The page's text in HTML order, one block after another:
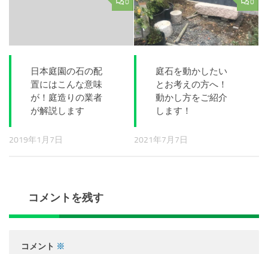
0
日本庭園の石の配
置にはこんな意味
が！庭造りの業者
が解説します
2019年1月7日
0
庭石を動かしたい
とお考えの方へ！
動かし方をご紹介
します！
2021年7月7日
コメントを残す
コメント ※